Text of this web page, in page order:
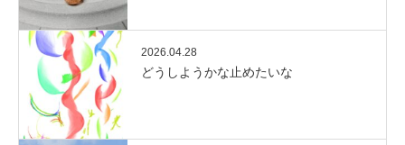
2026.04.28
どうしようかな止めたいな